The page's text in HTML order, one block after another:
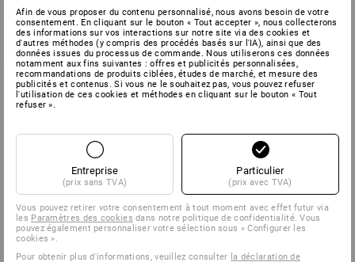
Afin de vous proposer du contenu personnalisé, nous avons besoin de votre
consentement. En cliquant sur le bouton « Tout accepter », nous collecterons
des informations sur vos interactions sur notre site via des cookies et
d'autres méthodes (y compris des procédés basés sur l'IA), ainsi que des
données issues du processus de commande. Nous utiliserons ces données
notamment aux fins suivantes : offres et publicités personnalisées,
recommandations de produits ciblées, études de marché, et mesure des
publicités et contenus. Si vous ne le souhaitez pas, vous pouvez refuser
l'utilisation de ces cookies et méthodes en cliquant sur le bouton « Tout
refuser ».
Entreprise
(prix sans TVA)
Particulier
(prix avec TVA)
Vous pouvez retirer votre consentement à tout moment avec effet futur via
les Paramètres des cookies dans notre politique de confidentialité. Vous
pouvez également personnaliser votre sélection sous « Configurer les
cookies ».
Pour obtenir plus d'informations, veuillez consulter la déclaration de